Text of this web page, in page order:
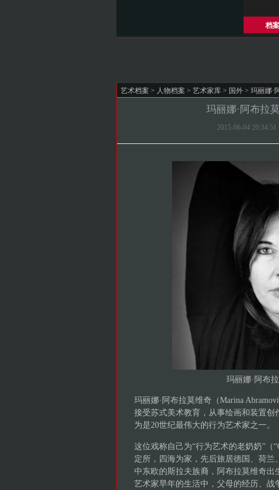
档
艺术档案 > 人物档案 > 艺术家库 > 国外 > 玛丽娜·
玛丽娜·阿布拉
2015-06-04
玛丽娜·阿布
玛丽娜·阿布拉莫维奇（Marina
接受苏式美术教育，从事绘画和装置创
为是20世纪最伟大的行为艺术家之一。
这位戏称自己为“行为艺术的老奶奶”（
定所，四海为家，先后旅居德国、荷兰
中东欧的斯拉夫族裔，阿布拉莫维奇
艺术家早年的生活中，父母的经历、